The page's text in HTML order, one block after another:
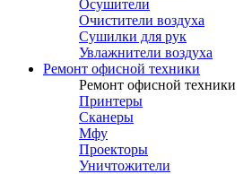
Осушители
Очистители воздуха
Сушилки для рук
Увлажнители воздуха
Ремонт офисной техники
Ремонт офисной техники
Принтеры
Сканеры
Мфу
Проекторы
Уничтожители